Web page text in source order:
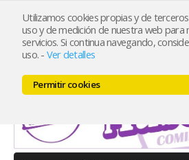
Utilizamos cookies propias y de
uso y de medición de nuestra web
servicios. Si continua navegando,
uso. - Ver detalles
Permitir cookies
PORTES PAGADOSpenínsula
20€ (IVA incl.)